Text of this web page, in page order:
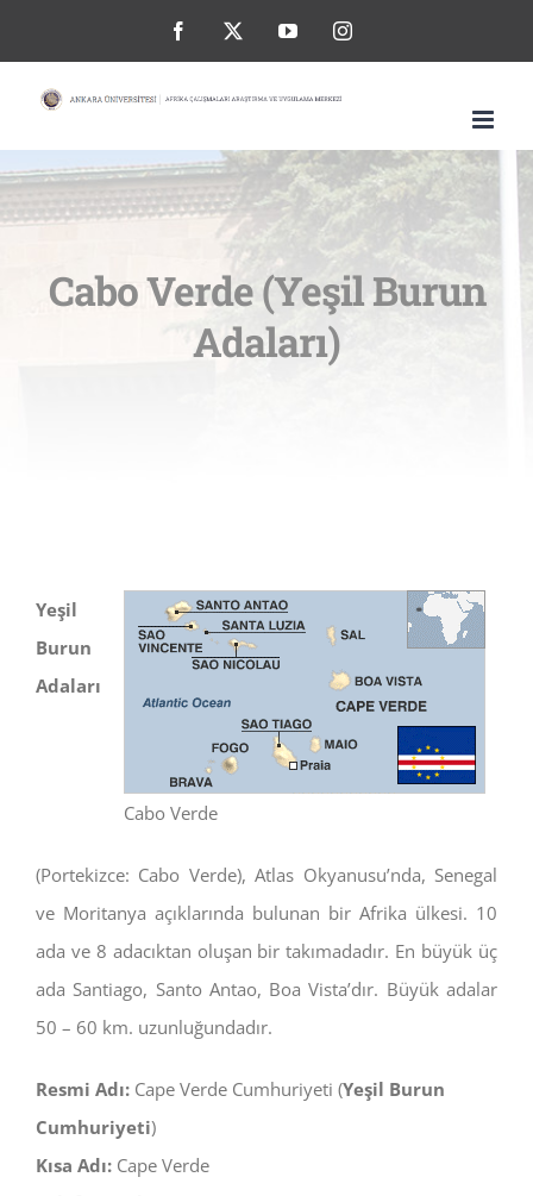
to
content
Facebook YouTubeInstagram
Cabo Verde (Yeşil Burun
Adaları)
Cabo Verde
Yeşil
Burun
Adaları
(Portekizce: Cabo Verde), Atlas Okyanusu’nda, Senegal
ve Moritanya açıklarında bulunan bir Afrika ülkesi. 10
ada ve 8 adacıktan oluşan bir takımadadır. En büyük üç
ada Santiago, Santo Antao, Boa Vista’dır. Büyük adalar
50 – 60 km. uzunluğundadır.
Resmi Adı: Cape Verde Cumhuriyeti (Yeşil Burun
Cumhuriyeti)
Kısa Adı: Cape Verde